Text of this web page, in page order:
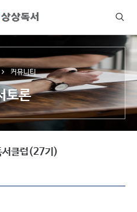
커뮤니티
토론
서클럽(27기)